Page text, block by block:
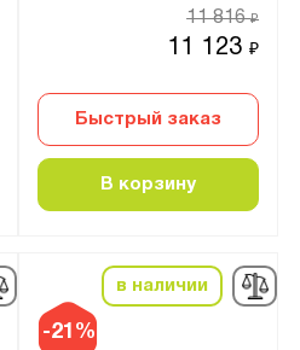
11 123₽
11 816₽
Быстрый заказ
В корзину
-21%
в наличии